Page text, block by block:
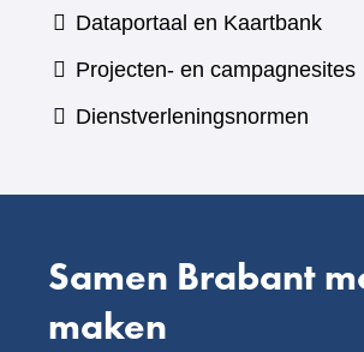
andere
website)
Dataportaal en Kaartbank
naar
Projecten- en campagnesites
Dienstverleningsnormen
Samen Brabant
maken